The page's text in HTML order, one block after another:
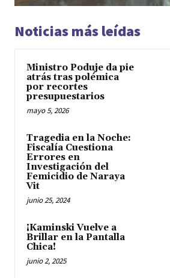
Noticias más leídas
Ministro Poduje da pie
atrás tras polémica
por recortes
presupuestarios
mayo 5, 2026
Tragedia en la Noche:
Fiscalía Cuestiona
Errores en
Investigación del
Femicidio de Naraya
Vit
junio 25, 2024
¡Kaminski Vuelve a
Brillar en la Pantalla
Chica!
junio 2, 2025